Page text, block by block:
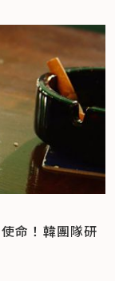
命！韓團隊研